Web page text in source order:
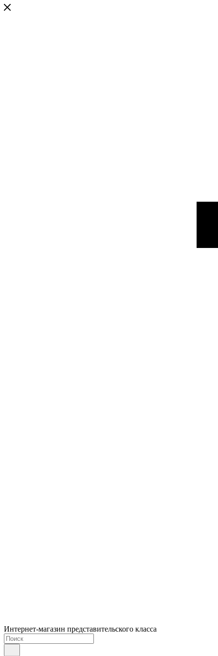
Интернет-магазин представительского класса